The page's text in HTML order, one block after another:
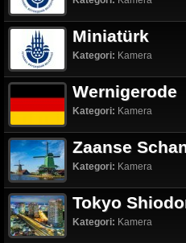
Miniatürk
Kategori: Kamera
Wernigerode
Kategori: Kamera
Zaanse
Kategori: Kamera
Tokyo
Kategori: Kamera